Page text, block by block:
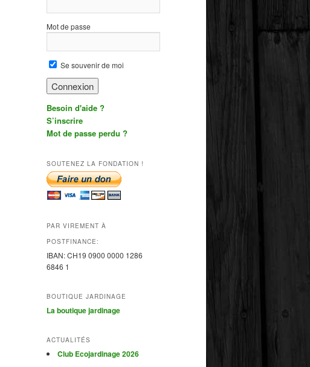
Mot de passe
Se souvenir de moi
Besoin d'aide ?
S’inscrire
Mot de passe perdu ?
SOUTENEZ LA FONDATION !
PAR VIREMENT À
POSTFINANCE:
IBAN:CH19 0900 0000 1286
6846 1
BOUTIQUE JARDINAGE
La boutique jardinage
ACTUALITÉS
Club Ecojardinage 2026